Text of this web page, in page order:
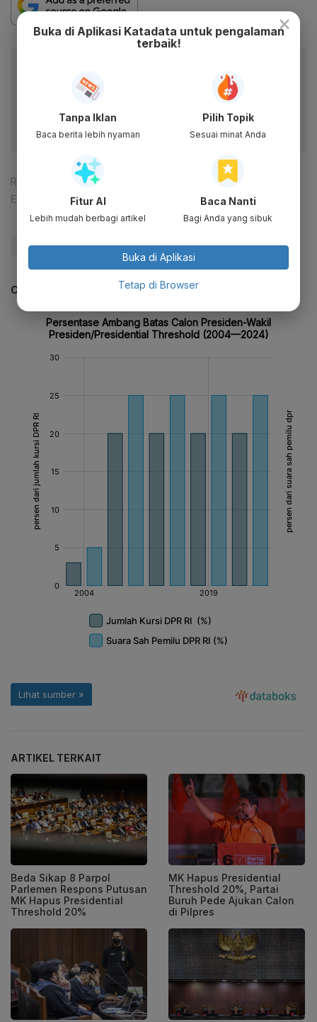
Dapatkan pengalaman membaca lebih nyaman dan nikmati
fitur menarik lainnya lewat aplikasi mobile Katadata.
Reporter:
Muhamad Fajar Riyandanu
Editor:
Ira Guslina Sufa
#Presidential Threshold #Update Me #Yusril
CEK JUGA DATA INI
ARTIKEL TERKAIT
Beda Sikap 8 Parpol
Parlemen Respons Putusan
MK Hapus Presidential
Threshold 20%
MK Hapus Presidential
Threshold 20%, Partai
Buruh Pede Ajukan Calon
di Pilpres
×
Buka di Aplikasi Katadata untuk pengalaman
terbaik!
Tanpa Iklan
Baca berita lebih nyaman
Pilih Topik
Sesuai minat Anda
Fitur AI
Lebih mudah berbagi artikel
Baca Nanti
Bagi Anda yang sibuk
Buka di Aplikasi
Tetap di Browser